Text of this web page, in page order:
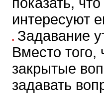
интересуют
Задавание
Вместо того,
закрытые
задавать